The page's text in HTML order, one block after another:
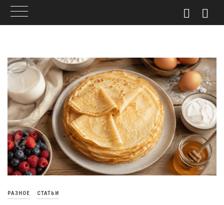
content
РАЗНОЕ СТАТЬИ